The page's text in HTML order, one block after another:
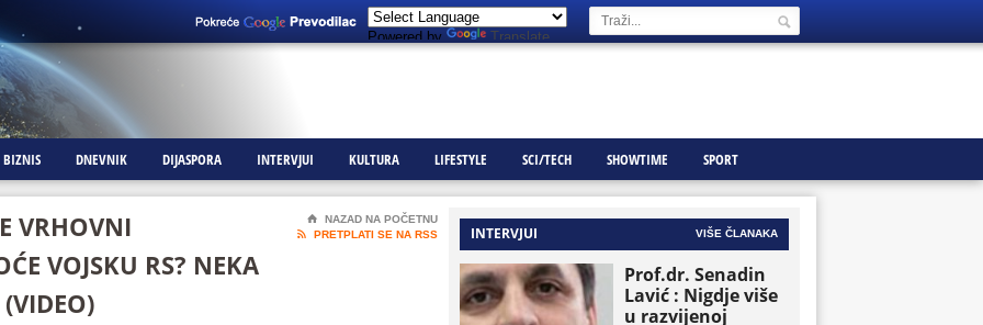
Powered by Translate
BIZNIS DNEVNIK DIJASPORA INTERVJUI KULTURA LIFESTYLE SCI/TECH SHOWTIME SPORT
VRHOVNI
VOJSKU RS? NEKA
⌂
NAZAD NA POČETNU

PRETPLATI SE NA RSS INTERVJUI VIŠE ČLANAKA
Prof.dr. Senadin
Lavić : Nigdje više
u razvijenoj